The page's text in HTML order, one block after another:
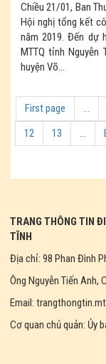
Chiều 21/01, Ban
Hội nghị tổng kết
năm 2019. Đến dự
MTTQ tỉnh Nguyễn
huyện Võ...
First page ...
12
13 ...
TRANG THÔNG TIN
TĨNH
Địa chỉ: 98 Phan Đình
Ông Nguyễn Tiến Anh,
Email:
Cơ quan chủ quản: Ủy